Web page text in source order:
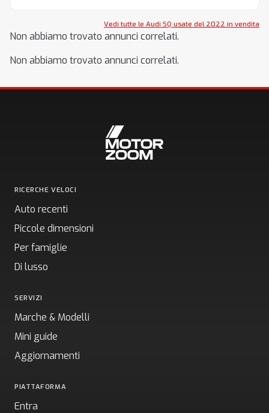
Vedi tutte le Audi SQ usate del 2022 in vendita
Non abbiamo trovato annunci correlati.
Non abbiamo trovato annunci correlati.
RICERCHE VELOCI
Auto recenti
Piccole dimensioni
Per famiglie
Di lusso
SERVIZI
Marche & Modelli
Mini guide
Aggiornamenti
PIATTAFORMA
Entra